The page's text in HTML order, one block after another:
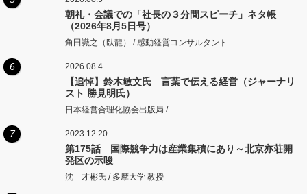
朝礼・会議での「社長の３分間スピーチ」ネタ帳
（2026年8月5日号）
角田識之（臥龍） / 感動経営コンサルタント
6 2026.08.4
【追悼】鈴木敏文氏 言葉で伝える経営（ジャーナリ
スト 勝見明氏）
日本経営合理化協会出版局 /
7 2023.12.20
第175話 国際競争力は産業集積にあり～北京亦荘開
発区の示唆
沈 才彬氏 / 多摩大学 教授